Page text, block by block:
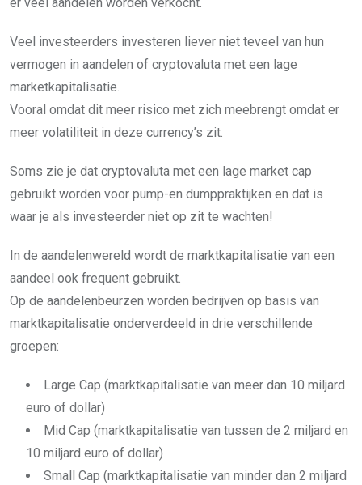
Veel investeerders investeren liever niet teveel van hun
vermogen in aandelen of cryptovaluta met een lage
marketkapitalisatie.
Vooral omdat dit meer risico met zich meebrengt omdat er
meer volatiliteit in deze currency’s zit.
Soms zie je dat cryptovaluta met een lage market cap
gebruikt worden voor pump-en dumppraktijken en dat is
waar je als investeerder niet op zit te wachten!
In de aandelenwereld wordt de marktkapitalisatie van een
aandeel ook frequent gebruikt.
Op de aandelenbeurzen worden bedrijven op basis van
marktkapitalisatie onderverdeeld in drie verschillende
groepen:
Large Cap (marktkapitalisatie van meer dan 10 miljard
euro of dollar)
Mid Cap (marktkapitalisatie van tussen de 2 miljard en
10 miljard euro of dollar)
Small Cap (marktkapitalisatie van minder dan 2 miljard